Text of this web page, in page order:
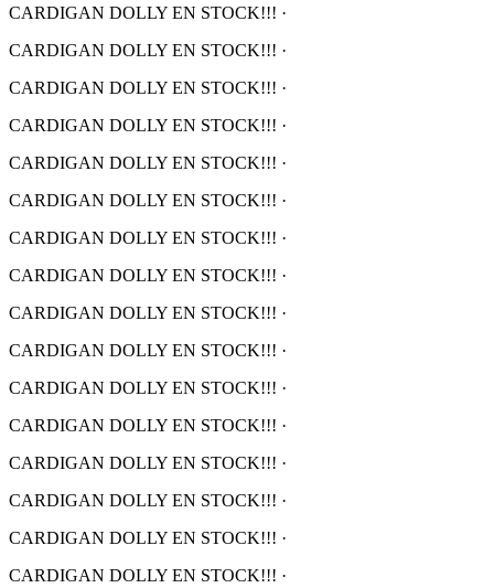
CARDIGAN DOLLY EN STOCK!!! ·
CARDIGAN DOLLY EN STOCK!!! ·
CARDIGAN DOLLY EN STOCK!!! ·
CARDIGAN DOLLY EN STOCK!!! ·
CARDIGAN DOLLY EN STOCK!!! ·
CARDIGAN DOLLY EN STOCK!!! ·
CARDIGAN DOLLY EN STOCK!!! ·
CARDIGAN DOLLY EN STOCK!!! ·
CARDIGAN DOLLY EN STOCK!!! ·
CARDIGAN DOLLY EN STOCK!!! ·
CARDIGAN DOLLY EN STOCK!!! ·
CARDIGAN DOLLY EN STOCK!!! ·
CARDIGAN DOLLY EN STOCK!!! ·
CARDIGAN DOLLY EN STOCK!!! ·
CARDIGAN DOLLY EN STOCK!!! ·
CARDIGAN DOLLY EN STOCK!!! ·